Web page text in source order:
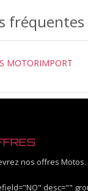
fréquentes
MOTORIMPORT
nos offres Motos.
desc=""